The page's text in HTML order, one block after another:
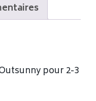
pour 2-3